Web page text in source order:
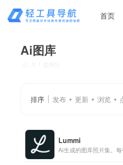
首页
Ai图库
排序 发布 更新 浏览
Lummi